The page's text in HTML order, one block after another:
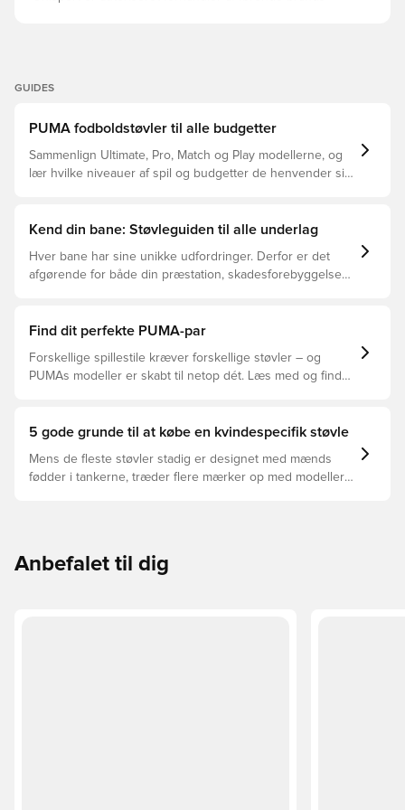
GUIDES
PUMA fodboldstøvler til alle budgetter
Sammenlign Ultimate, Pro, Match og Play modellerne, og
lær hvilke niveauer af spil og budgetter de henvender sig
Kend din bane: Støvleguiden til alle underlag
Hver bane har sine unikke udfordringer. Derfor er det
afgørende for både din præstation, skadesforebyggelse
støvler der er det bedste valg til de forskellige typer
Find dit perfekte PUMA-par
Forskellige spillestile kræver forskellige støvler – og
PUMAs modeller er skabt til netop dét. Læs med og find
5 gode grunde til at købe en kvindespecifik støvle
Mens de fleste støvler stadig er designet med mænds
fødder i tankerne, træder flere mærker op med modeller
Anbefalet til dig